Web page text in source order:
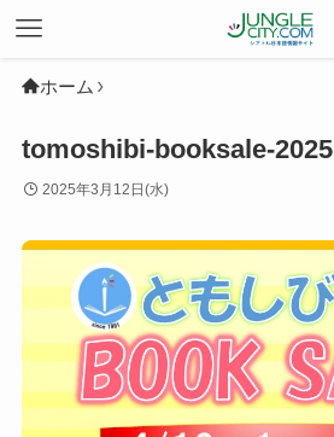
ホーム
tomoshibi-booksale-2025
2025年3月12日(水)